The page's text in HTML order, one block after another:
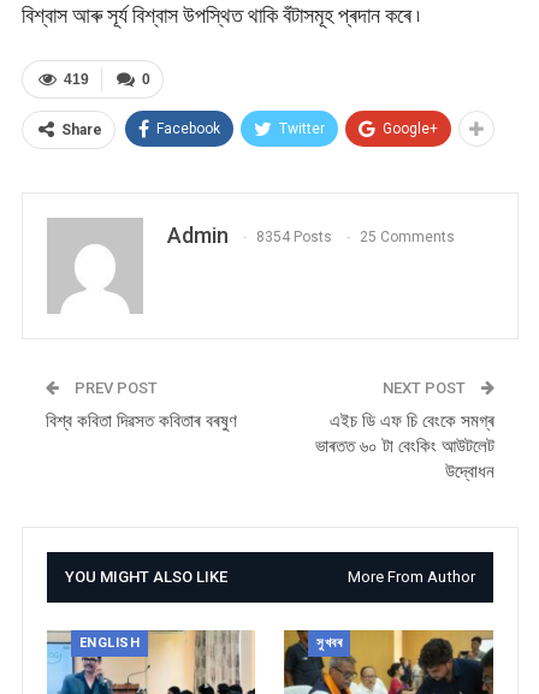
বিশ্বাস আৰু সূৰ্য বিশ্বাস উপস্থিত থাকি বঁটাসমূহ প্ৰদান কৰে ৷
0
419
Share Facebook Twitter Google+
Admin 8354 Posts 25 Comments
PREV POST
বিশ্ব কবিতা দিৱসত কবিতাৰ বৰষুণ
NEXT POST
এইচ ডি এফ চি বেংকে সমগ্ৰ
ভাৰতত ৬০ টা বেংকিং আউটলেট
উদ্বোধন
YOU MIGHT ALSO LIKE More From Author
ENGLISH সুখবৰ